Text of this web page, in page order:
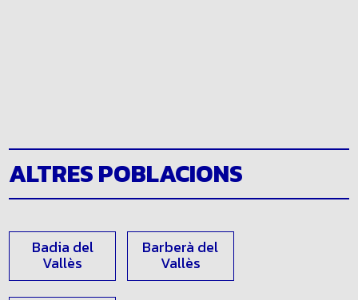
ALTRES POBLACIONS
Badia del
Vallès
Barberà del
Vallès